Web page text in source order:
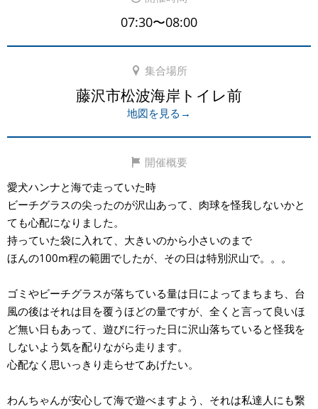
07:30〜08:00
集合場所
藤沢市松波海岸トイレ前
地図を見る→
開催概要
愛犬ハンナと海で走っていた時
ビーチグラスの尖ったのが沢山あって、肉球を怪我しないかと
ても心配になりました。
持っていた袋に入れて、大きいのから小さいのまで
ほんの100m程の範囲でしたが、その日は特別沢山で。。。
ゴミやビーチグラスが落ちている量は日によってまちまち、台
風の後はそれは目を覆うほどの量ですが、全くと言って良いほ
ど無い日もあって、遊びに行った日に沢山落ちていると怪我を
しないよう気を配りながら走ります。
心配なく思いっきり走らせてあげたい。
わんちゃんが安心して海で遊べますよう、それは私達人にも繋